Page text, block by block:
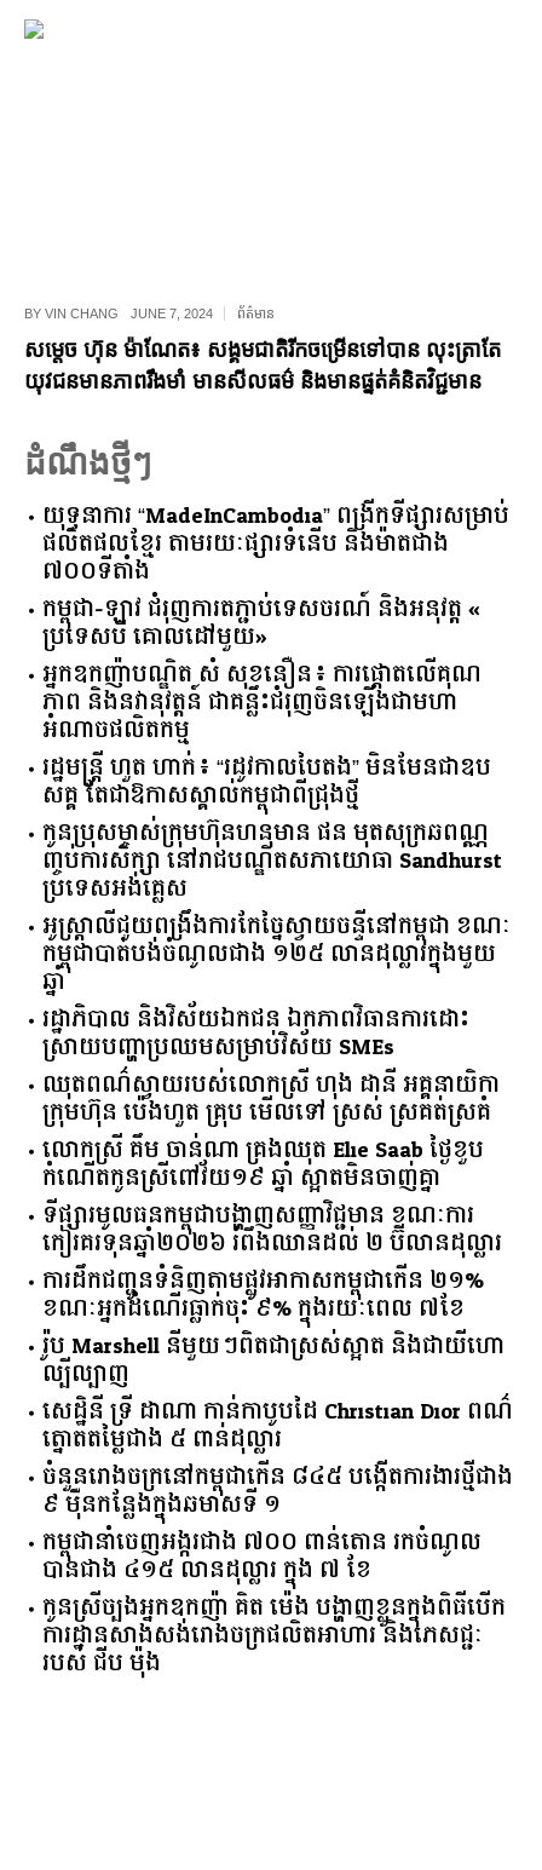
BY VIN CHANG JUNE 7, 2024 ព័ត៌មាន
សម្តេច ហ៊ុន ម៉ាណែត៖ សង្គមជាតិរីកចម្រើនទៅបាន លុះត្រាតែ
យុវជនមានភាពរឹងមាំ មានសីលធម៌ និងមានផ្នត់គំនិតវិជ្ជមាន
ដំណឹងថ្មីៗ
យុទ្ធនាការ “MadeInCambodia” ពង្រីកទីផ្សារសម្រាប់
ផលិតផលខ្មែរ តាមរយៈផ្សារទំនើប និងម៉ាតជាង
៧០០ទីតាំង
កម្ពុជា​-​ឡាវ ​ជំរុញ​ការ​តភ្ជាប់​ទេសចរណ៍​ ​និង​អនុវត្ត​ ​«​
ប្រទេស​បី ​គោលដៅ​មួយ​»
អ្នកឧកញ៉ាបណ្ឌិត សំ សុខនឿន៖ ការផ្តោតលើគុណ
ភាព និងនវានុវត្តន៍ ជាគន្លឹះជំរុញចិនឡើងជាមហា
អំណាចផលិតកម្ម
រដ្ឋមន្ត្រី ហួត ហាក់៖ “រដូវកាលបៃតង” មិនមែនជាឧប
សគ្គ តែជាឱកាសស្គាល់កម្ពុជាពីជ្រុងថ្មី
កូនប្រុសម្ចាស់ក្រុមហ៊ុនហនុមាន ផន មុតសុក្រឆពណ្ណ
ញ្ចប់ការសិក្សា នៅរាជបណ្ឌិតសភាយោធា Sandhurst
ប្រទេសអង់គ្លេស
អូស្ត្រាលី​ជួយ​ពង្រឹង​ការ​កែច្នៃ​ស្វាយចន្ទី​នៅ​កម្ពុជា​ ​ខណៈ​
កម្ពុជា​បាត់បង់​ចំណូល​ជាង​ ​១២៥​ ​លាន​ដុល្លារ​ក្នុង​មួយ​
ឆ្នាំ​
រដ្ឋាភិបាល​ ​និង​វិស័យ​ឯកជន ​ឯកភាព​វិធានការ​ដោះ
ស្រាយ​បញ្ហា​ប្រឈម​​សម្រាប់​វិស័យ​ ​SMEs​
ឈុតពណ៌ស្វាយរបស់លោកស្រី ហុង ដានី អគ្គ​នាយិកា​
ក្រុមហ៊ុន ប៉េងហួត គ្រុប មើលទៅ ស្រស់ ស្រគត់ស្រគំ
លោកស្រី គឹម ចាន់ណា គ្រងឈុត Elie Saab ថ្ងៃខួប
កំណើតកូនស្រីពៅវ័យ១៩ ឆ្នាំ ស្អាតមិនចាញ់គ្នា
ទីផ្សារ​មូលធន​កម្ពុជា​បង្ហាញ​សញ្ញា​វិជ្ជមាន​ ​ខណៈ​ការ​
កៀរគរ​ទុន​ឆ្នាំ​២០២៦​ ​រំពឹង​ឈានដល់​ ​២​ ​ប៊ីលាន​ដុល្លារ​
ការដឹកជញ្ជូនទំនិញតាមផ្លូវអាកាសកម្ពុជាកើន ២១%
ខណៈអ្នកដំណើរធ្លាក់ចុះ ៩% ក្នុងរយៈពេល ៧ខែ
រ៉ូប Marshell នីមួយៗពិតជាស្រស់ស្អាត និងជាយីហោ
ល្បីល្បាញ
សេដ្ឋិនី ទ្រី ដាណា កាន់កាបូបដៃ Christian Dior ពណ៌
ត្នោតតម្លៃជាង ៥ ពាន់ដុល្លារ
ចំនួន​រោងចក្រ​នៅ​កម្ពុជា​កើន​ ​៨៤៥​ ​បង្កើត​ការងារ​ថ្មី​ជាង​
​៩​ ​ម៉ឺន​កន្លែង​ក្នុង​ឆមាស​ទី ​១​
កម្ពុជានាំចេញអង្ករជាង ៧០០ ពាន់តោន រកចំណូល
បានជាង ៤១៥ លានដុល្លារ ក្នុង ៧ ខែ
កូនស្រីច្បងអ្នកឧកញ៉ា គិត ម៉េង បង្ហាញខ្លួនក្នុងពិធីបើក
ការដ្ឋានសាងសង់រោងចក្រផលិតអាហារ និងភេសជ្ជៈ
របស់ ជីប ម៉ុង